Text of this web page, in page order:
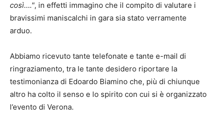
così….", in effetti immagino che il compito di valutare i
bravissimi maniscalchi in gara sia stato verramente
arduo.
Abbiamo ricevuto tante telefonate e tante e-mail di
ringraziamento, tra le tante desidero riportare la
testimonianza di Edoardo Biamino che, più di chiunque
altro ha colto il senso e lo spirito con cui si è organizzato
l’evento di Verona.